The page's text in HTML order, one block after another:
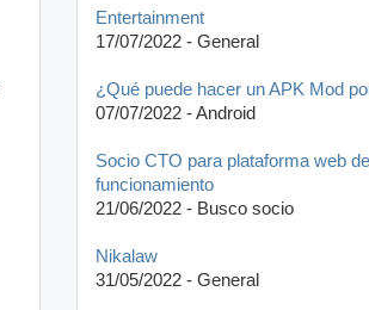
Entertainment
17/07/2022 - General
¿Qué puede hacer un APK Mod
07/07/2022 - Android
Socio CTO para plataforma web
funcionamiento
21/06/2022 - Busco socio
Nikalaw
31/05/2022 - General